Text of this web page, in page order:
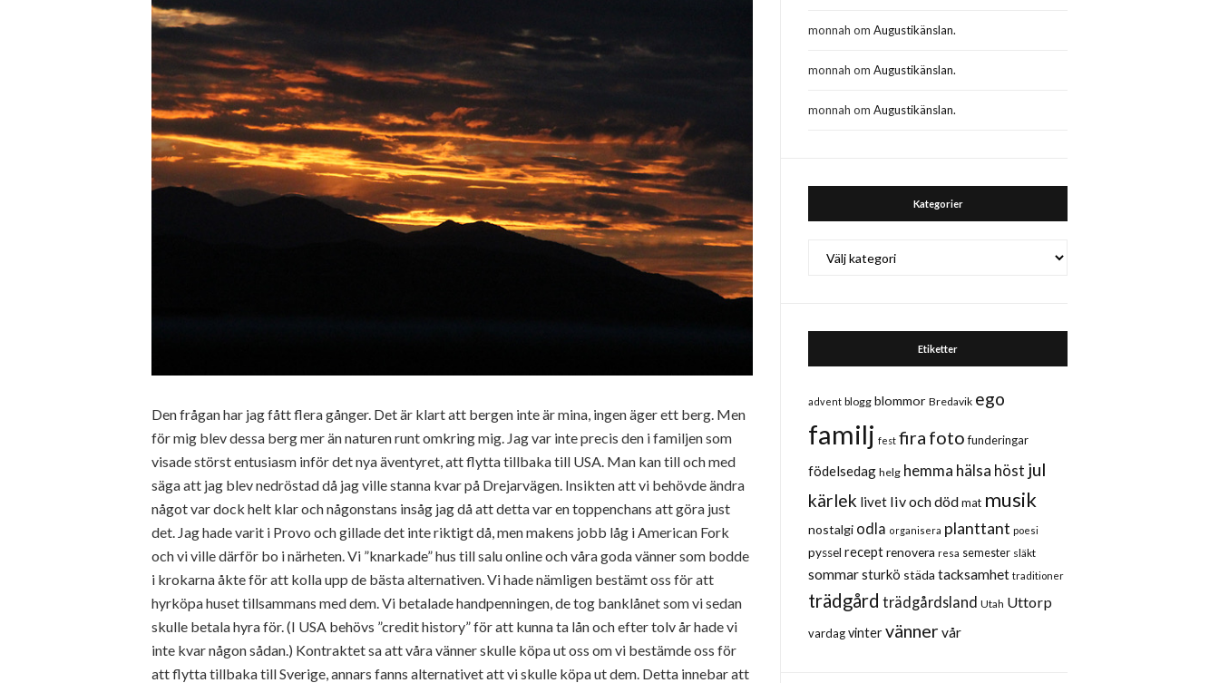
Den frågan har jag fått flera gånger. Det är klart att bergen inte är mina, ingen äger ett berg. Men
för mig blev dessa berg mer än naturen runt omkring mig. Jag var inte precis den i familjen som
visade störst entusiasm inför det nya äventyret, att flytta tillbaka till USA. Man kan till och med
säga att jag blev nedröstad då jag ville stanna kvar på Drejarvägen. Insikten att vi behövde ändra
något var dock helt klar och någonstans insåg jag då att detta var en toppenchans att göra just
det. Jag hade varit i Provo och gillade det inte riktigt då, men makens jobb låg i American Fork
och vi ville därför bo i närheten. Vi ”knarkade” hus till salu online och våra goda vänner som bodde
i krokarna åkte för att kolla upp de bästa alternativen. Vi hade nämligen bestämt oss för att
hyrköpa huset tillsammans med dem. Vi betalade handpenningen, de tog banklånet som vi sedan
skulle betala hyra för. (I USA behövs ”credit history” för att kunna ta lån och efter tolv år hade vi
inte kvar någon sådan.) Kontraktet sa att våra vänner skulle köpa ut oss om vi bestämde oss för
att flytta tillbaka till Sverige, annars fanns alternativet att vi skulle köpa ut dem. Detta innebar att
monnah omAugustikänslan.
monnah omAugustikänslan.
monnah omAugustikänslan.
Kategorier
Etiketter
advent blogg blommor Bredavik ego
familj fest fira foto funderingar
födelsedag helg hemma hälsa höst jul
kärlek livet liv och död mat musik
nostalgi odla organisera planttant poesi
pyssel receptrenovera resa semester släkt
sommarsturkö städa tacksamhet traditioner
trädgård trädgårdsland Utah Uttorp
vardag vintervänner vår